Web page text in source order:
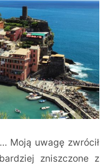
Moją uwagę zwrócił
zniszczone z